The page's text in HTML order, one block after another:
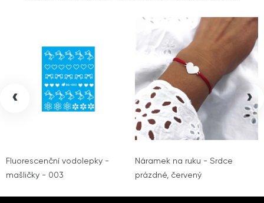
Fluorescenční vodolepky -
mašličky - 003
Náramek na ruku - Srdce
prázdné, červený
‹ ›